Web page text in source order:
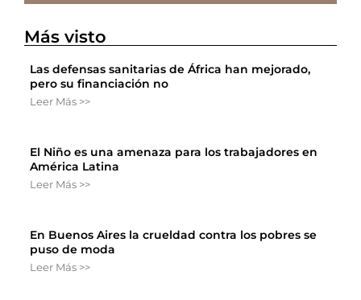
Más visto
Las defensas sanitarias de África han mejorado,
pero su financiación no
Leer Más >>
El Niño es una amenaza para los trabajadores en
América Latina
Leer Más >>
En Buenos Aires la crueldad contra los pobres se
puso de moda
Leer Más >>